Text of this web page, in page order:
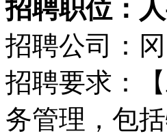
招聘职位：
招聘公司：
招聘要求：
务管理，包